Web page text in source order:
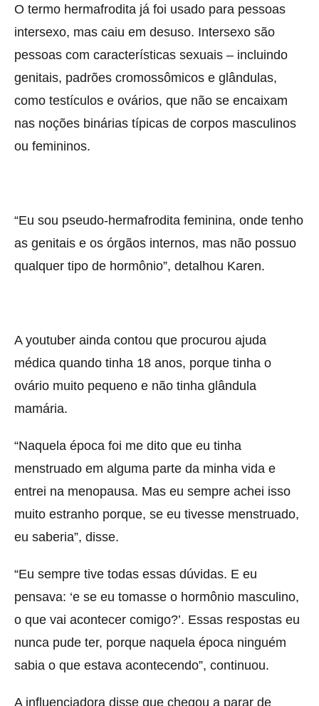
O termo hermafrodita já foi usado para pessoas
intersexo, mas caiu em desuso. Intersexo são
pessoas com características sexuais – incluindo
genitais, padrões cromossômicos e glândulas,
como testículos e ovários, que não se encaixam
nas noções binárias típicas de corpos masculinos
ou femininos.
“Eu sou pseudo-hermafrodita feminina, onde tenho
as genitais e os órgãos internos, mas não possuo
qualquer tipo de hormônio”, detalhou Karen.
A youtuber ainda contou que procurou ajuda
médica quando tinha 18 anos, porque tinha o
ovário muito pequeno e não tinha glândula
mamária.
“Naquela época foi me dito que eu tinha
menstruado em alguma parte da minha vida e
entrei na menopausa. Mas eu sempre achei isso
muito estranho porque, se eu tivesse menstruado,
eu saberia”, disse.
“Eu sempre tive todas essas dúvidas. E eu
pensava: ‘e se eu tomasse o hormônio masculino,
o que vai acontecer comigo?’. Essas respostas eu
nunca pude ter, porque naquela época ninguém
sabia o que estava acontecendo”, continuou.
A influenciadora disse que chegou a parar de